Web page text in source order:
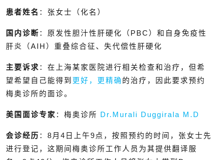
患者姓名 ：张女士（化名）
国内诊断 ：原发性胆汁性肝硬化（PBC）和自身免疫性
肝炎（AIH）重叠综合征、失代偿性肝硬化
主要诉求 ：在上海某家医院进行相关检查和治疗，但希
望希望自己能得到 更好，更精确 的治疗，因此要求预约
梅奥诊所的面诊。
美国面诊专家 ：梅奥诊所 Dr.Murali Duggirala M.D
会诊经历 ：8月4日上午9点，按照预约的时间，张女士先
进行登记，这期间梅奥诊所工作人员为其提供翻译服